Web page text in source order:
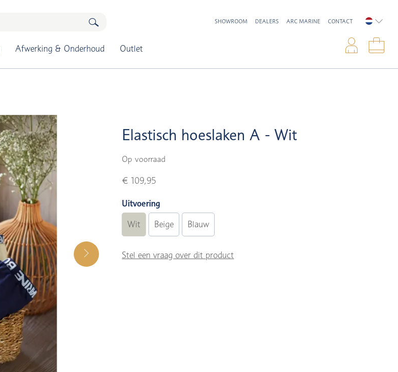
Afwerking & Onderhoud Outlet
SHOWROOM DEALERS ARC MARINE CONTACT
Elastisch hoeslaken A - Wit
Op voorraad
€ 109,95
Uitvoering
Wit Beige Blauw
Stel een vraag over dit product